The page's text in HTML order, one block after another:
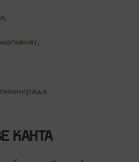
;
;
.
КАНТА